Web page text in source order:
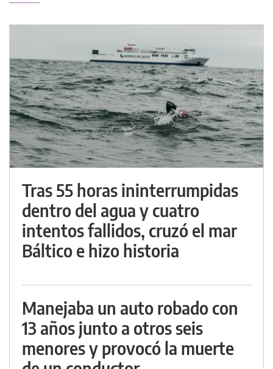
Tras 55 horas ininterrumpidas
dentro del agua y cuatro
intentos fallidos, cruzó el mar
Báltico e hizo historia
Manejaba un auto robado con
13 años junto a otros seis
menores y provocó la muerte